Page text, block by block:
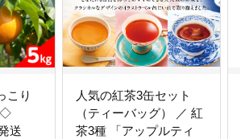
遺産（レガシー）が長期にわたり
引き継がれるよう、 フェンシング
競技の普及・啓発に取り組みま
す。
こり
◇
送
人気の紅茶3缶セット
（ティーバッグ） ／ 紅
茶3種 「アップルティ